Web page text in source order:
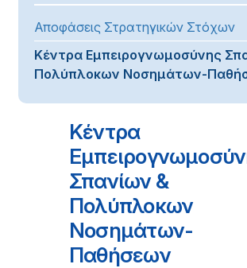
Αποφάσεις Στρατηγικών Στόχων
Κέντρα Εμπειρογνωμοσύνης
Πολύπλοκων Νοσημάτων-
Κέντρα
Σπανίων &
Πολύπλοκων
Νοσημάτων-
Παθήσεων